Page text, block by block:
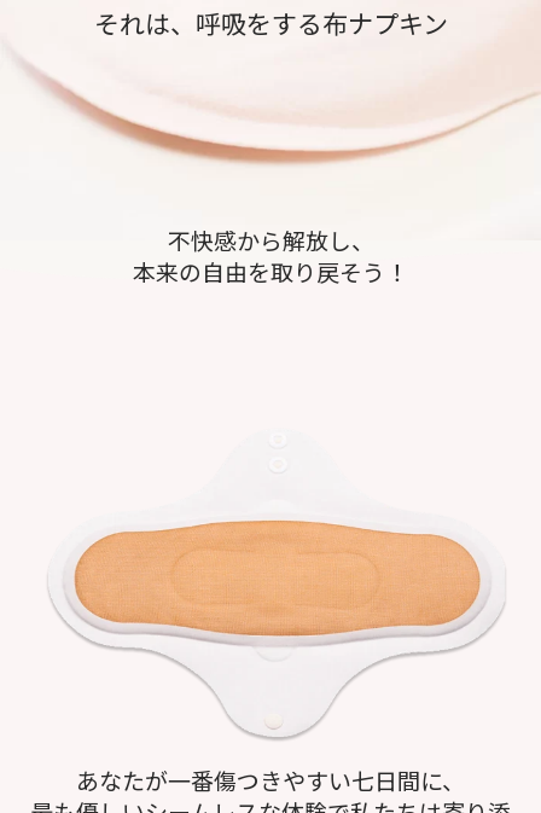
それは、呼吸をする布ナプキン
不快感から解放し、
本来の自由を取り戻そう！
あなたが一番傷つきやすい七日間に、